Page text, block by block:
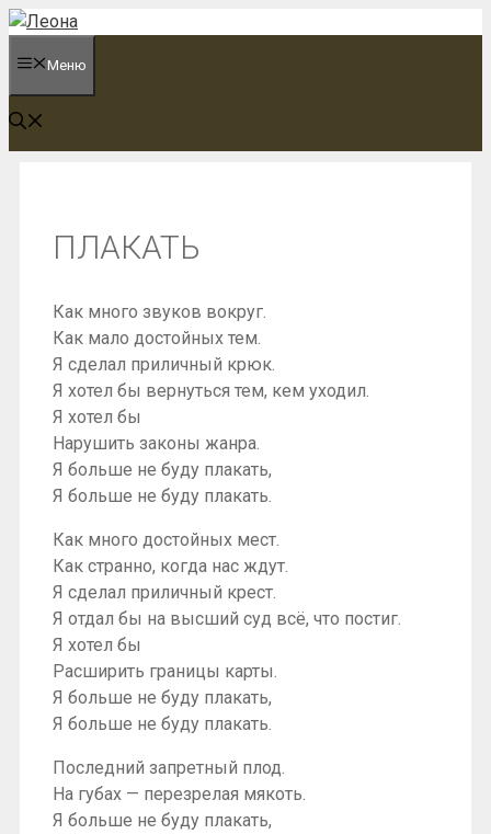
Перейти
содержимому
Меню
ПЛАКАТЬ
Как много звуков вокруг.
Как мало достойных тем.
Я сделал приличный крюк.
Я хотел бы вернуться тем, кем уходил.
Я хотел бы
Нарушить законы жанра.
Я больше не буду плакать,
Я больше не буду плакать.
Как много достойных мест.
Как странно, когда нас ждут.
Я сделал приличный крест.
Я отдал бы на высший суд всё, что постиг.
Я хотел бы
Расширить границы карты.
Я больше не буду плакать,
Я больше не буду плакать.
Последний запретный плод.
На губах — перезрелая мякоть.
Я больше не буду плакать,